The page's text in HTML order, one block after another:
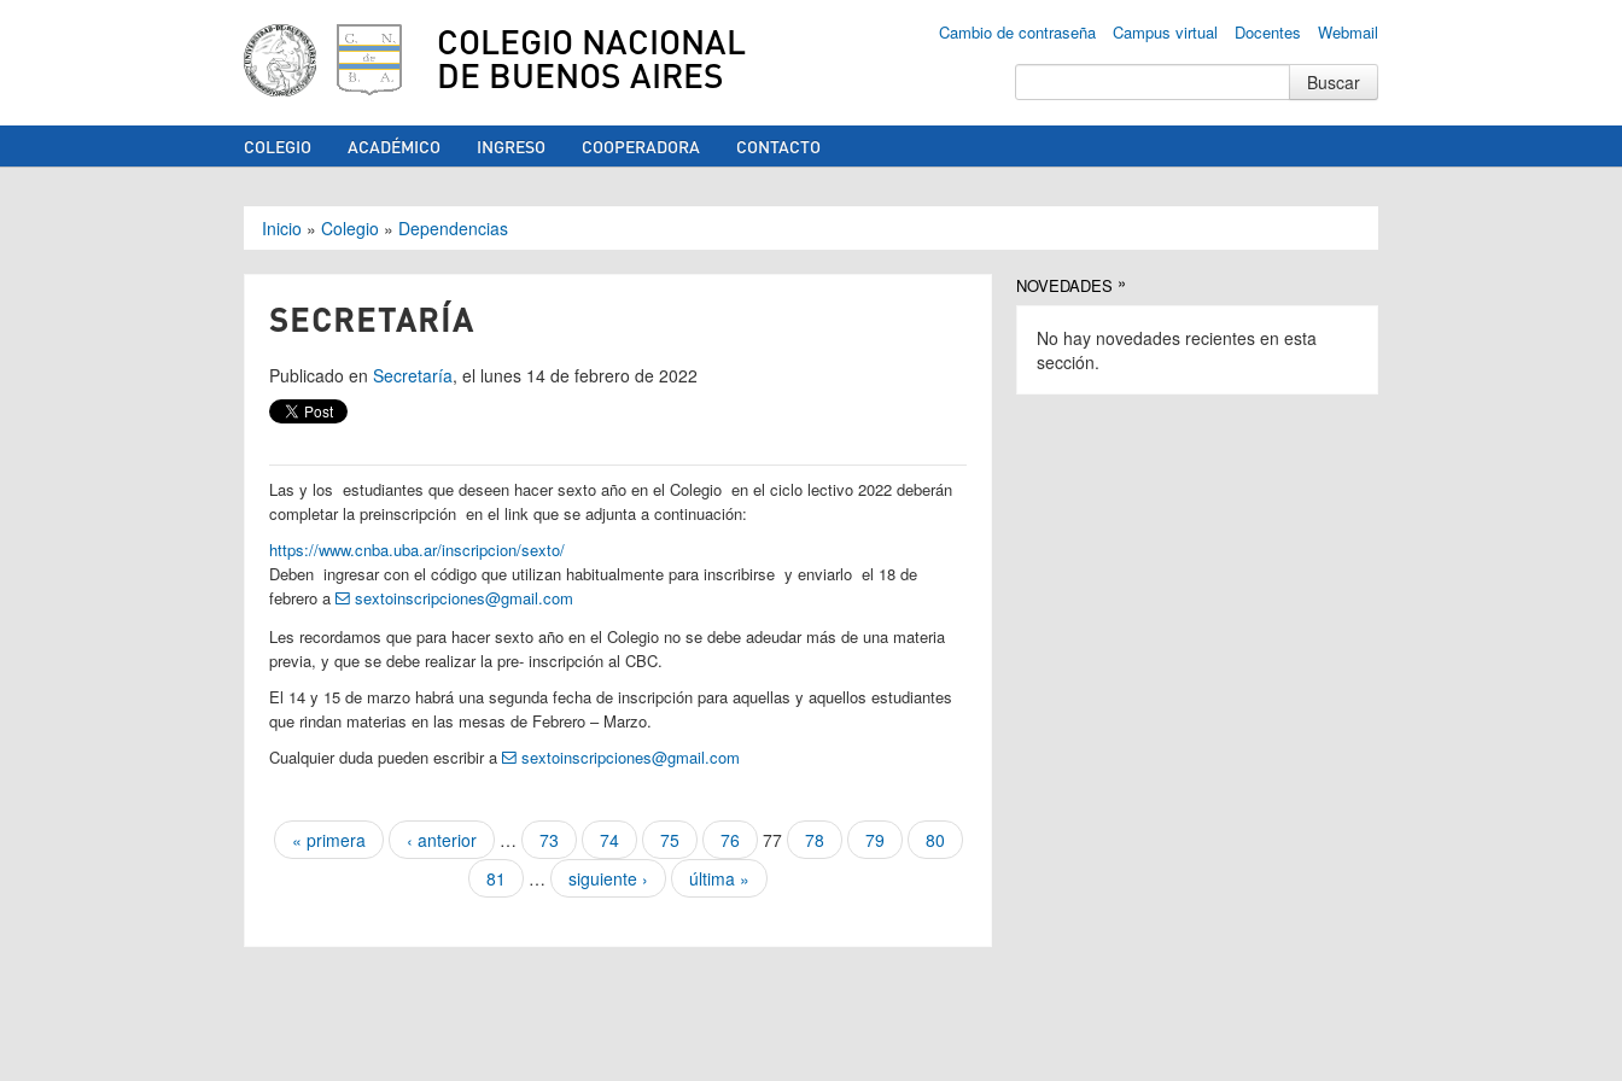
COLEGIO NACIONAL
DE BUENOS AIRES
Cambio de contraseña Campus virtual Docentes Webmail
COLEGIO ACADÉMICO INGRESO COOPERADORA CONTACTO
Se encuentra usted aquí
Inicio » Colegio » Dependencias
SECRETARÍA
Publicado en Secretaría, el lunes 14 de febrero de 2022
Las y los estudiantes que deseen hacer sexto año en el Colegio en el ciclo lectivo 2022 deberán
completar la preinscripción en el link que se adjunta a continuación:
https://www.cnba.uba.ar/inscripcion/sexto/
Deben ingresar con el código que utilizan habitualmente para inscribirse y enviarlo el 18 de
febrero a
sextoinscripciones@gmail.com
Les recordamos que para hacer sexto año en el Colegio no se debe adeudar más de una materia
previa, y que se debe realizar la pre- inscripción al CBC.
El 14 y 15 de marzo habrá una segunda fecha de inscripción para aquellas y aquellos estudiantes
que rindan materias en las mesas de Febrero – Marzo.
Cualquier duda pueden escribir a
sextoinscripciones@gmail.com
Páginas
« primera ‹ anterior … 73 74 75 76 77 78 79
80
81
… siguiente › última »
NOVEDADES
No hay novedades recientes en esta
sección.